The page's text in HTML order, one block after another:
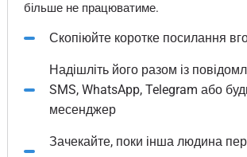
більше не працюватиме.
Скопіюйте коротке посилання
Надішліть його разом із
SMS, WhatsApp, Telegram або
месенджер
Зачекайте, поки інша людина